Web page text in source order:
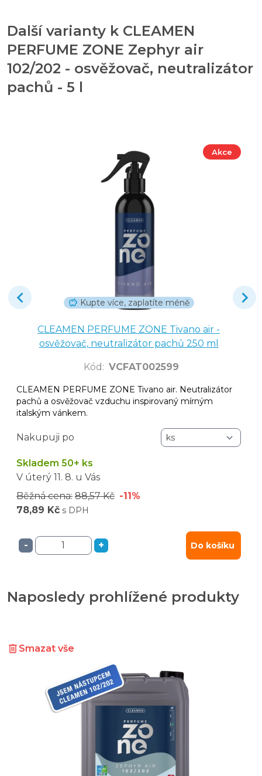
Další varianty k CLEAMEN
PERFUME ZONE Zephyr air
102/202 - osvěžovač, neutralizátor
pachů - 5 l
Akce
Kupte více, zaplatíte méně
CLEAMEN PERFUME ZONE Tivano air -
osvěžovač, neutralizátor pachů 250 ml
Kód : VCFAT002599
CLEAMEN PERFUME ZONE Tivano air. Neutralizátor
pachů a osvěžovač vzduchu inspirovaný mírným
italským vánkem.
Nakupuji po
Skladem 50+ ks
V úterý 11. 8. u Vás
Běžná cena: 88,57 Kč -11%
78,89 Kč s DPH
- + Do košíku
Naposledy prohlížené produkty
Smazat vše